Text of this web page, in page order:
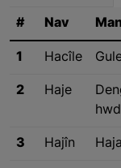
# Nav
1 Hacîle
2 Haje
3 Hajîn